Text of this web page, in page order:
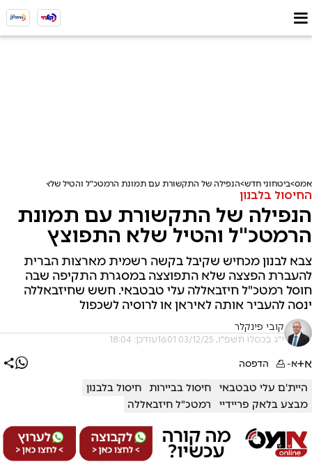
אמס ביטחוני חדש הנפילה של התקשורת עם תמונת הרמטכ"ל והטיל שלא התפוצץ
החיסול בלבנון
הנפילה של התקשורת עם תמונת
הרמטכ"ל והטיל שלא התפוצץ
צבא לבנון מכחיש שקיבל בקשה רשמית מארצות הברית
להעברת הפצצה שלא התפוצצה במסגרת התקיפה שבה
חוסל רמטכ"ל חיזבאללה עלי טבטבאי. חשש שחיזבאללה
ינסה להעביר אותה לאיראן או לרוסיה לשכפול
קובי פינקלר
י"ג בכסלו תשפ"ו, 03/12/25 16:01 עודכן: 18:04
א+א- הדפסה
היית'ם עלי טבטבאי חיסול בביירות
חיסול בלבנון
מבצע בלאק פריידיי
רמטכ"ל חיזבאללה